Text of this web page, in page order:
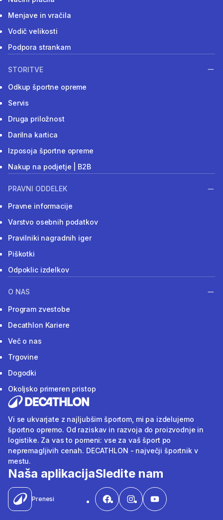
Menjave in vračila
Vodič velikosti
Podpora strankam
STORITVE
Odkup športne opreme
Servis
Druga priložnost
Darilna kartica
Izposoja športne opreme
Nakup na podjetje | B2B
PRAVNI ODDELEK
Pravne informacije
Varstvo osebnih podatkov
Pravilniki nagradnih iger
Piškotki
Odpoklic izdelkov
O NAS
Program zvestobe
Decathlon Kariere
Več o nas
Trgovine
Dogodki
Okoljsko primeren pristop
Vi se ukvarjate z najljubšim športom, mi pa izdelujemo
športno opremo. Od raziskav in razvoja do proizvodnje in
logistike. Za vas to pomeni: vse za vaš šport po
nepremagljivih cenah. DECATHLON - največji športnik v
mestu.
Naša aplikacija
Prenesi
Sledite nam